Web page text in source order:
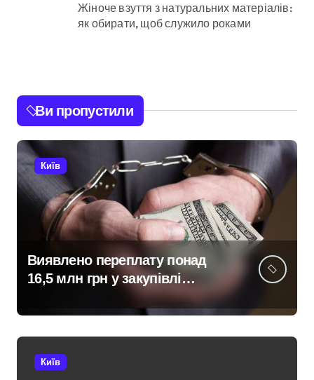
Жіноче взуття з натуральних матеріалів:
як обирати, щоб служило роками
Ви пропустили
Київ
Виявлено переплату понад
16,5 млн грн у закупівлі
серверів: поліція Києва
висунула підозру посадовцю
Державної служби зайнятості
Київ